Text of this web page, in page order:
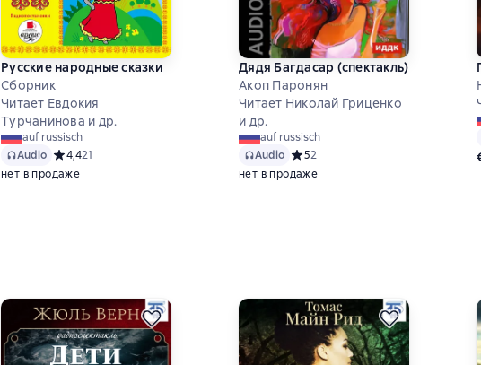
Русские народные сказки
Сборник
Читает Евдокия
Турчанинова и др.
auf russisch
Audio Средний рейтинг 4,4 на основе 21 оценок
4,421
нет в продаже
Дядя Багдасар (спектакль)
Акоп Паронян
Читает Николай Гриценко
и др.
auf russisch
Audio Средний рейтинг 5 на основе 2
52
нет в продаже